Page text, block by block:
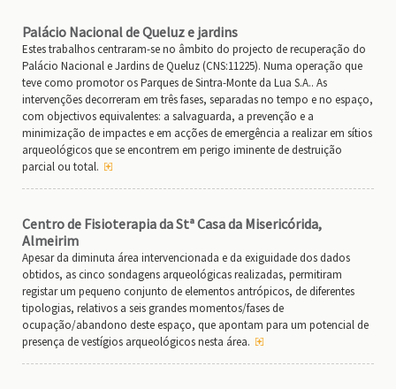
Palácio Nacional de Queluz e jardins
Estes trabalhos centraram-se no âmbito do projecto de recuperação do
Palácio Nacional e Jardins de Queluz (CNS:11225). Numa operação que
teve como promotor os Parques de Sintra-Monte da Lua S.A.. As
intervenções decorreram em três fases, separadas no tempo e no espaço,
com objectivos equivalentes: a salvaguarda, a prevenção e a
minimização de impactes e em acções de emergência a realizar em sítios
arqueológicos que se encontrem em perigo iminente de destruição
parcial ou total.
Centro de Fisioterapia da Stª Casa da Misericórida,
Almeirim
Apesar da diminuta área intervencionada e da exiguidade dos dados
obtidos, as cinco sondagens arqueológicas realizadas, permitiram
registar um pequeno conjunto de elementos antrópicos, de diferentes
tipologias, relativos a seis grandes momentos/fases de
ocupação/abandono deste espaço, que apontam para um potencial de
presença de vestígios arqueológicos nesta área.